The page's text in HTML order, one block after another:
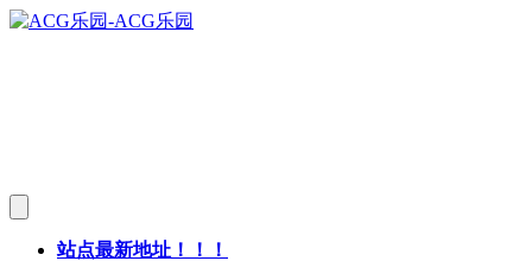
站点最新地址！！！